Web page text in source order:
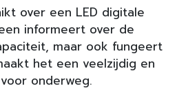
over een LED digitale
informeert over de
maar ook fungeert
het een veelzijdig en
onderweg.